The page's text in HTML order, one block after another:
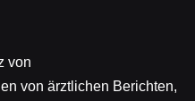
von
von ärztlichen Berichten,